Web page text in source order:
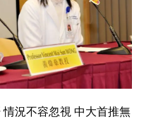
況不容忽視 中大首推無